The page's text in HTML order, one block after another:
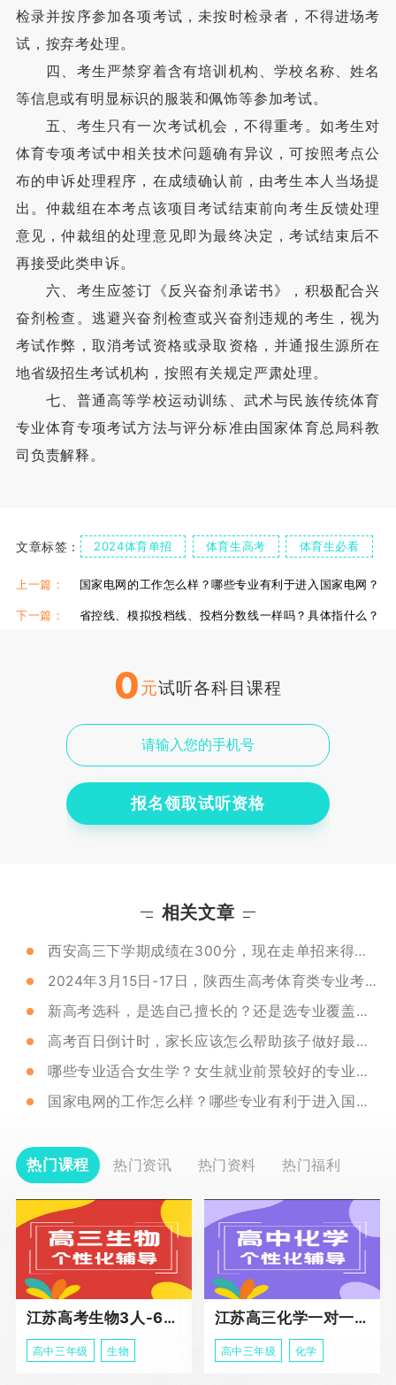
检录并按序参加各项考试，未按时检录者，不得进场考
试，按弃考处理。
四、考生严禁穿着含有培训机构、学校名称、姓名
等信息或有明显标识的服装和佩饰等参加考试。
五、考生只有一次考试机会，不得重考。如考生对
体育专项考试中相关技术问题确有异议，可按照考点公
布的申诉处理程序，在成绩确认前，由考生本人当场提
出。仲裁组在本考点该项目考试结束前向考生反馈处理
意见，仲裁组的处理意见即为最终决定，考试结束后不
再接受此类申诉。
六、考生应签订《反兴奋剂承诺书》，积极配合兴
奋剂检查。逃避兴奋剂检查或兴奋剂违规的考生，视为
考试作弊，取消考试资格或录取资格，并通报生源所在
地省级招生考试机构，按照有关规定严肃处理。
七、普通高等学校运动训练、武术与民族传统体育
专业体育专项考试方法与评分标准由国家体育总局科教
司负责解释。
文章标签： 2024体育单招 体育生高考 体育生必看
上一篇： 国家电网的工作怎么样？哪些专业有利于进入国家电网？
下一篇： 省控线、模拟投档线、投档分数线一样吗？具体指什么？
0元试听各科目课程
报名领取试听资格
相关文章
西安高三下学期成绩在300分，现在走单招来得及吗？有没有比较好的机构推荐？
2024年3月15日-17日，陕西生高考体育类专业考试报名！
新高考选科，是选自己擅长的？还是选专业覆盖率高的？
高考百日倒计时，家长应该怎么帮助孩子做好最后冲刺呢？
哪些专业适合女生学？女生就业前景较好的专业有哪些？
国家电网的工作怎么样？哪些专业有利于进入国家电网？
热门课程 热门资讯 热门资料 热门福利
江苏高考生物3人-6人小班助力课程
高中三年级 生物
江苏高三化学一对一个性化冲刺辅导
高中三年级 化学